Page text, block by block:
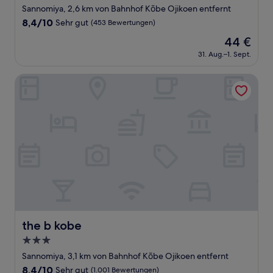
Sterne-
Unterkunft
Sannomiya, 2,6 km von Bahnhof Kōbe Ojikoen entfernt
8.4
(453
8,4/10 Sehr gut (453 Bewertungen)
Der
Preis
beträgt
44 €
31. Aug.–1. Sept.
the b kobe
the b kobe
3.0-
Sterne-
Unterkunft
Sannomiya, 3,1 km von Bahnhof Kōbe Ojikoen entfernt
8.4
8,4/10 Sehr gut (1.001 Bewertungen)